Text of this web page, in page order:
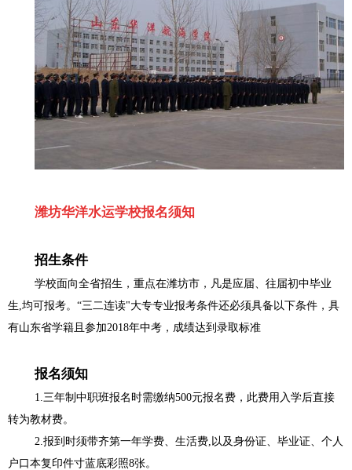
潍坊华洋水运学校报名须知
招生条件
学校面向全省招生，重点在潍坊市，凡是应届、往届初中毕业
生,均可报考。“三二连读"大专专业报考条件还必须具备以下条件，具
有山东省学籍且参加2018年中考，成绩达到录取标准
报名须知
1.三年制中职班报名时需缴纳500元报名费，此费用入学后直接
转为教材费。
2.报到时须带齐第一年学费、生活费,以及身份证、毕业证、个人
户口本复印件寸蓝底彩照8张。